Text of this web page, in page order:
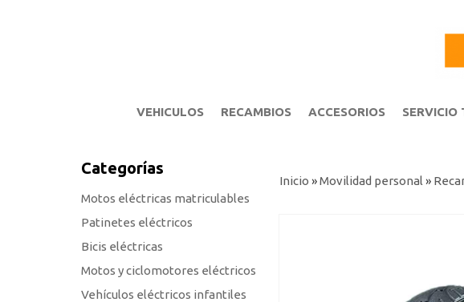
VEHICULOS RECAMBIOS ACCESORIOS SERVICIO
Categorías
Motos eléctricas matriculables
Patinetes eléctricos
Bicis eléctricas
Motos y ciclomotores eléctricos
Vehículos eléctricos infantiles
Inicio »Movilidad personal »